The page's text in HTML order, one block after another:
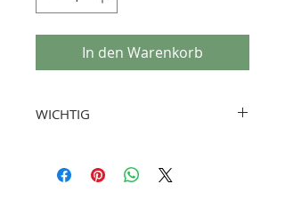
In den Warenkorb
WICHTIG
Nutzungsdauer eines Fahrzeuges von